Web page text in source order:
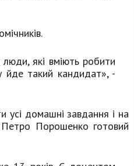
які вміють робити
йде такий кандидат», -
усі домашні завдання і на
Порошенко готовий